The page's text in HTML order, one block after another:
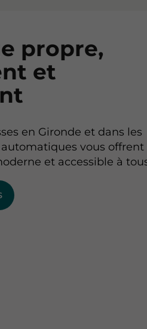
propre,
et
en Gironde et dans les
automatiques vous offrent
et accessible à